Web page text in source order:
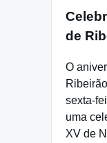
de
O
sexta-
uma
XV de